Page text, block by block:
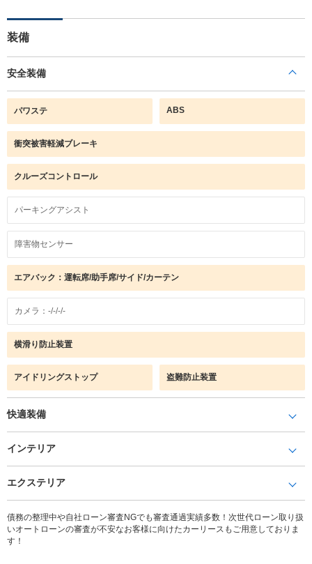
装備
安全装備
パワステ ABS
衝突被害軽減ブレーキ
クルーズコントロール
パーキングアシスト
障害物センサー
エアバック：運転席/助手席/サイド/カーテン
カメラ：-/-/-/-
横滑り防止装置
アイドリングストップ 盗難防止装置
快適装備
インテリア
エクステリア
債務の整理中や自社ローン審査NGでも審査通過実績多数！次世代ローン取り扱
いオートローンの審査が不安なお客様に向けたカーリースもご用意しておりま
す！